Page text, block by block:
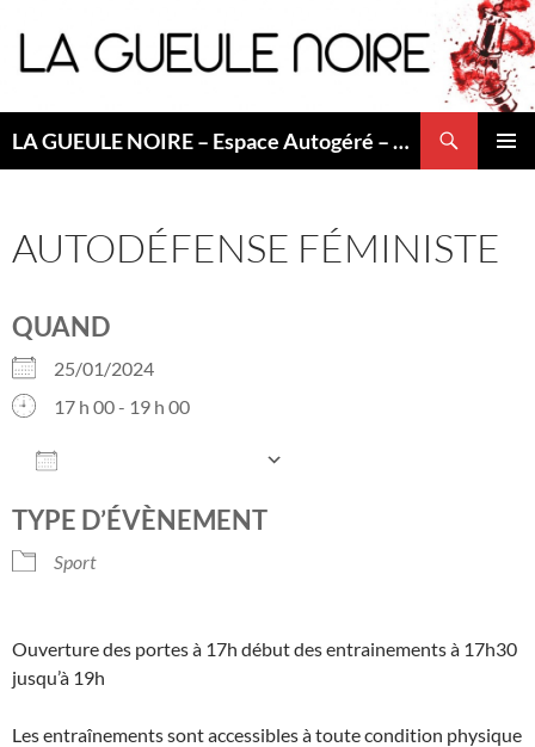
au
contenu
LA GUEULE NOIRE – Espace Autogéré – Saint Etienne
AUTODÉFENSE FÉMINISTE
QUAND
25/01/2024
17 h 00 - 19 h 00
TYPE D’ÉVÈNEMENT
Sport
Ouverture des portes à 17h début des entrainements à 17h30
jusqu’à 19h
Les entraînements sont accessibles à toute condition physique